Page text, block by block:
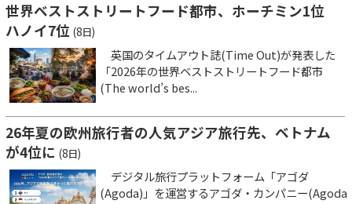
世界ベストストリートフード都市、ホーチミン1位
ハノイ7位 (8日)
英国のタイムアウト誌(Time Out)が発表した
「2026年の世界ベストストリートフード都市
(The world’s bes...
26年夏の欧州旅行者の人気アジア旅行先、ベトナム
が4位に (8日)
デジタル旅行プラットフォーム「アゴダ
(Agoda)」を運営するアゴダ・カンパニー(Agoda